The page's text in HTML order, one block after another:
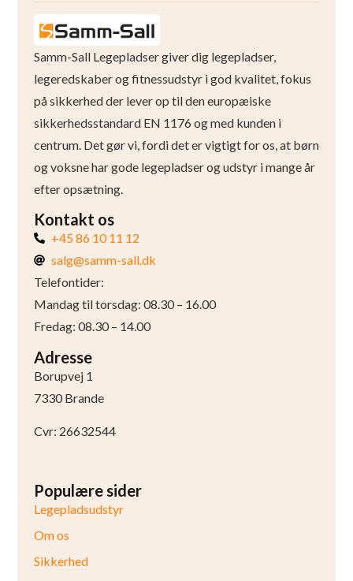
Samm-Sall Legepladser giver dig legepladser,
legeredskaber og fitnessudstyr i god kvalitet, fokus
på sikkerhed der lever op til den europæiske
sikkerhedsstandard EN 1176 og med kunden i
centrum. Det gør vi, fordi det er vigtigt for os, at børn
og voksne har gode legepladser og udstyr i mange år
efter opsætning.
Kontakt os
+45 86 10 11 12
salg@samm-sall.dk
Telefontider:
Mandag til torsdag: 08.30 – 16.00
Fredag: 08.30 – 14.00
Adresse
Borupvej 1
7330 Brande
Cvr: 26632544
Populære sider
Legepladsudstyr
Om os
Sikkerhed